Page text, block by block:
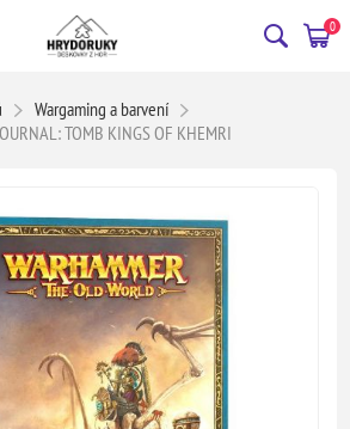
0
Wargaming a barvení
TOMB KINGS OF KHEMRI